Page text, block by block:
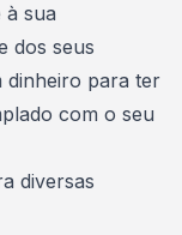
sua
dos seus
dinheiro para ter
com o seu
diversas